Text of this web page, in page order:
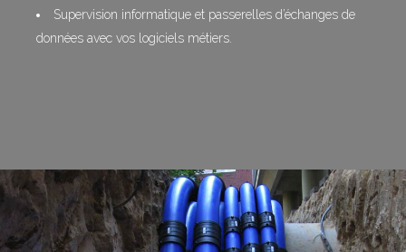
Supervision informatique et passerelles d’échanges de
données avec vos logiciels métiers.